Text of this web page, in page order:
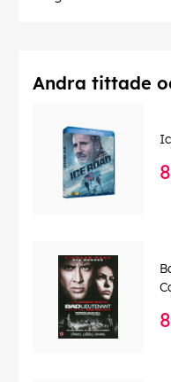
Andra tittade